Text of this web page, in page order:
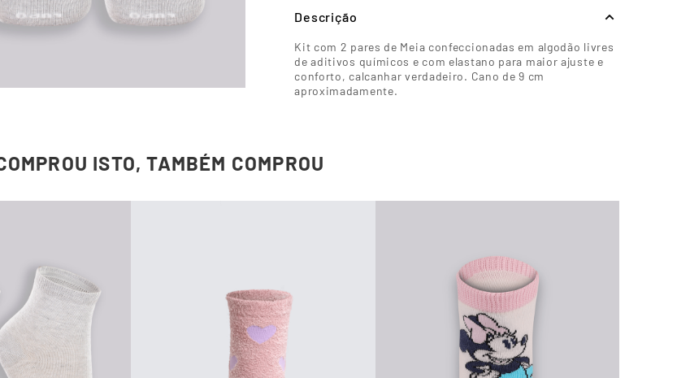
Descrição
Kit com 2 pares de Meia confeccionadas em algodão livres
de aditivos químicos e com elastano para maior ajuste e
conforto, calcanhar verdadeiro. Cano de 9 cm
aproximadamente.
ISTO, TAMBÉM COMPROU